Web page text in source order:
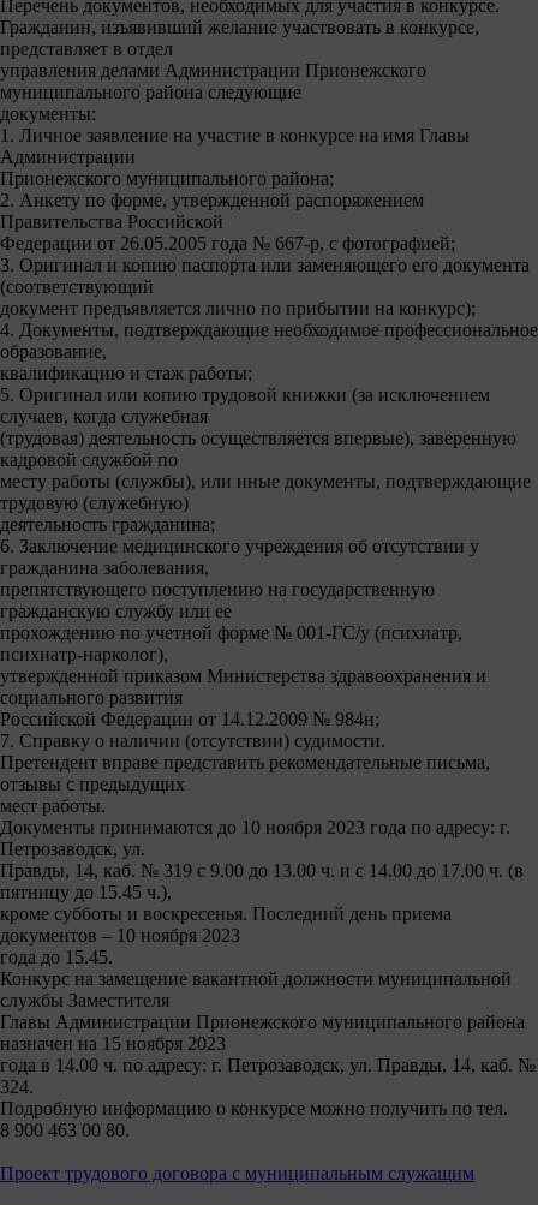
Перечень документов, необходимых для участия в конкурсе.
Гражданин, изъявивший желание участвовать в конкурсе,
представляет в отдел
управления делами Администрации Прионежского
муниципального района следующие
документы:
1. Личное заявление на участие в конкурсе на имя Главы
Администрации
Прионежского муниципального района;
2. Анкету по форме, утвержденной распоряжением
Правительства Российской
Федерации от 26.05.2005 года № 667-р, с фотографией;
3. Оригинал и копию паспорта или заменяющего его документа
(соответствующий
документ предъявляется лично по прибытии на конкурс);
4. Документы, подтверждающие необходимое профессиональное
образование,
квалификацию и стаж работы;
5. Оригинал или копию трудовой книжки (за исключением
случаев, когда служебная
(трудовая) деятельность осуществляется впервые), заверенную
кадровой службой по
месту работы (службы), или иные документы, подтверждающие
трудовую (служебную)
деятельность гражданина;
6. Заключение медицинского учреждения об отсутствии у
гражданина заболевания,
препятствующего поступлению на государственную
гражданскую службу или ее
прохождению по учетной форме № 001-ГС/у (психиатр,
психиатр-нарколог),
утвержденной приказом Министерства здравоохранения и
социального развития
Российской Федерации от 14.12.2009 № 984н;
7. Справку о наличии (отсутствии) судимости.
Претендент вправе представить рекомендательные письма,
отзывы с предыдущих
мест работы.
Документы принимаются до 10 ноября 2023 года по адресу: г.
Петрозаводск, ул.
Правды, 14, каб. № 319 с 9.00 до 13.00 ч. и с 14.00 до 17.00 ч. (в
пятницу до 15.45 ч.),
кроме субботы и воскресенья. Последний день приема
документов – 10 ноября 2023
года до 15.45.
Конкурс на замещение вакантной должности муниципальной
службы Заместителя
Главы Администрации Прионежского муниципального района
назначен на 15 ноября 2023
года в 14.00 ч. по адресу: г. Петрозаводск, ул. Правды, 14, каб. №
324.
Подробную информацию о конкурсе можно получить по тел.
8 900 463 00 80.
Проект трудового договора с муниципальным служащим